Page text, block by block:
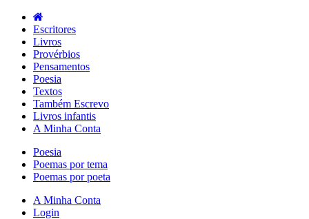
Escritores
Livros
Provérbios
Pensamentos
Poesia
Textos
Também Escrevo
Livros infantis
A Minha Conta
Poesia
Poemas por tema
Poemas por poeta
A Minha Conta
Login